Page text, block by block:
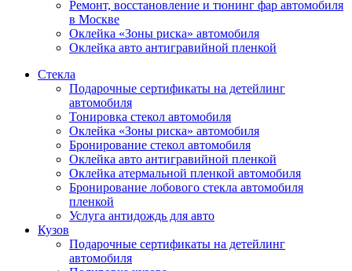
Ремонт, восстановление и тюнинг фар автомобиля
в Москве
Оклейка «Зоны риска» автомобиля
Оклейка авто антигравийной пленкой
Стекла
Подарочные сертификаты на детейлинг
автомобиля
Тонировка стекол автомобиля
Оклейка «Зоны риска» автомобиля
Бронирование стекол автомобиля
Оклейка авто антигравийной пленкой
Оклейка атермальной пленкой автомобиля
Бронирование лобового стекла автомобиля
пленкой
Услуга антидождь для авто
Кузов
Подарочные сертификаты на детейлинг
автомобиля